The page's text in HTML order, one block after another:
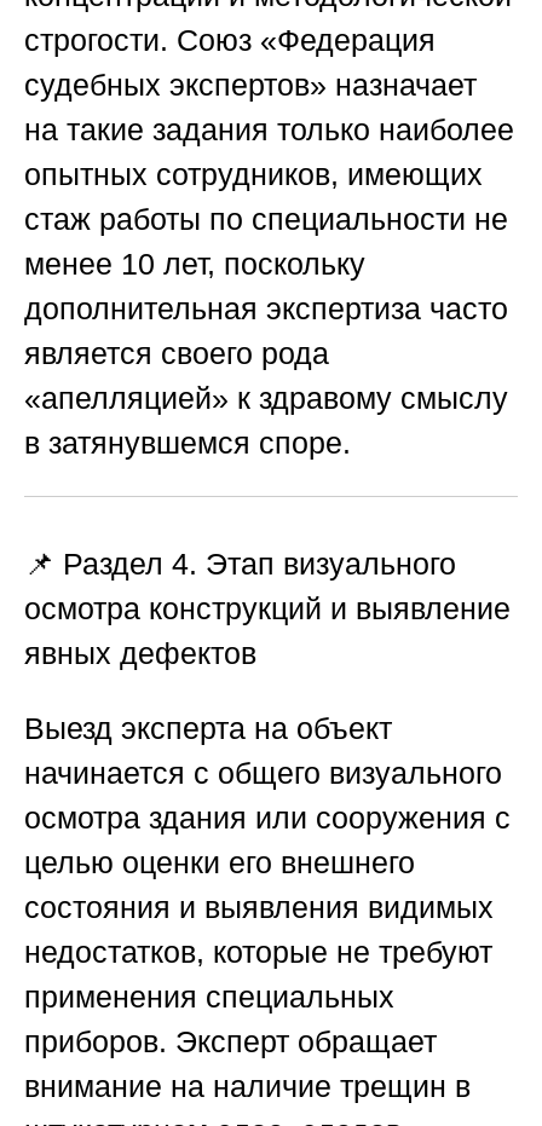
строгости. Союз «Федерация
судебных экспертов» назначает
на такие задания только наиболее
опытных сотрудников, имеющих
стаж работы по специальности не
менее 10 лет, поскольку
дополнительная экспертиза часто
является своего рода
«апелляцией» к здравому смыслу
в затянувшемся споре.
📌 Раздел 4. Этап визуального
осмотра конструкций и выявление
явных дефектов
Выезд эксперта на объект
начинается с общего визуального
осмотра здания или сооружения с
целью оценки его внешнего
состояния и выявления видимых
недостатков, которые не требуют
применения специальных
приборов. Эксперт обращает
внимание на наличие трещин в